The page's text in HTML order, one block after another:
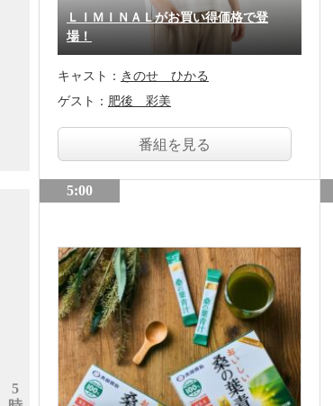
5
ＬＩＭＩＮＡＬがお買い得価格で登
場！
キャスト： きのせ ひかる
ゲスト： 肥後 彩美
番組を見る
5:00